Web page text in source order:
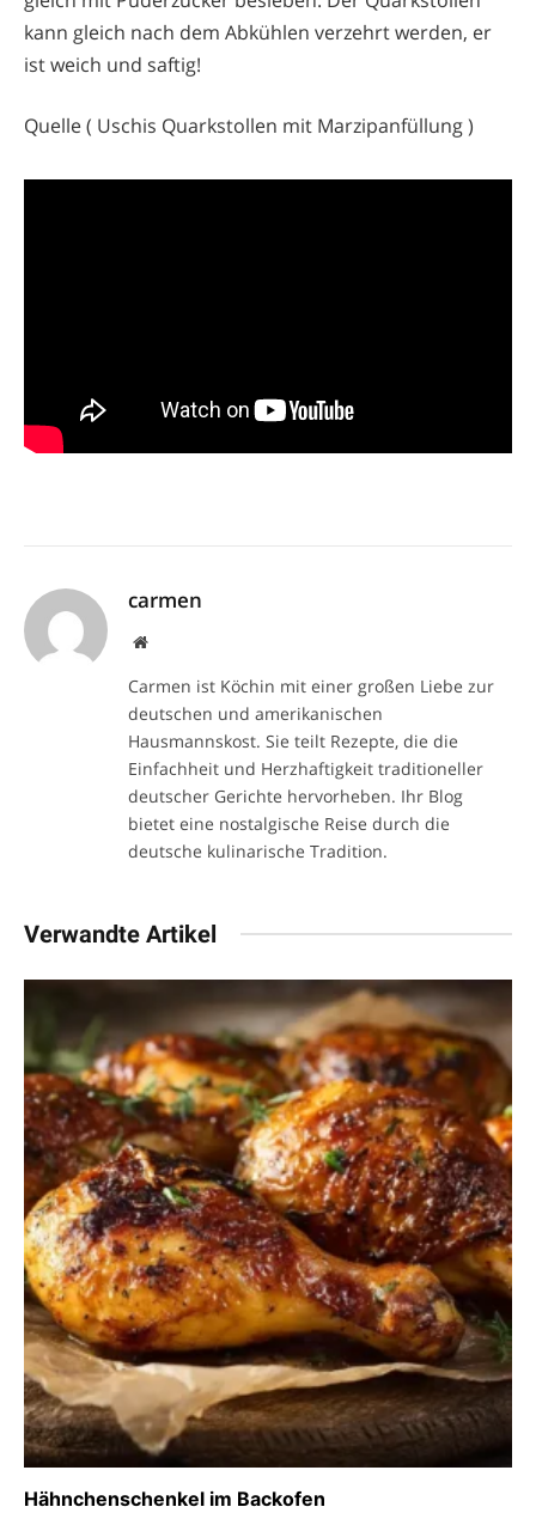
kann gleich nach dem Abkühlen verzehrt werden, er
ist weich und saftig!
Quelle ( Uschis Quarkstollen mit Marzipanfüllung )
carmen
Website
Carmen ist Köchin mit einer großen Liebe zur
deutschen und amerikanischen
Hausmannskost. Sie teilt Rezepte, die die
Einfachheit und Herzhaftigkeit traditioneller
deutscher Gerichte hervorheben. Ihr Blog
bietet eine nostalgische Reise durch die
deutsche kulinarische Tradition.
Verwandte Artikel
Hähnchenschenkel im Backofen